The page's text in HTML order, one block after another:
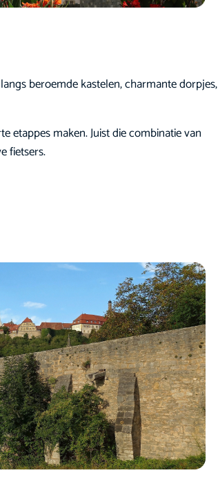
beroemde kastelen, charmante dorpjes,
etappes maken. Juist die combinatie van
fietsers.